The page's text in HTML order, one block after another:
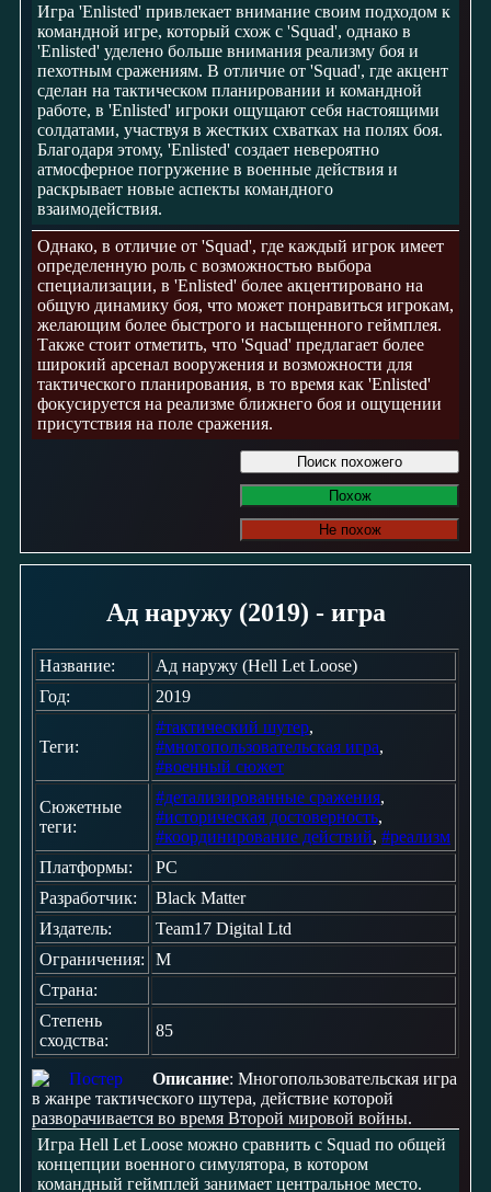
Игра 'Enlisted' привлекает внимание своим подходом к
командной игре, который схож с 'Squad', однако в
'Enlisted' уделено больше внимания реализму боя и
пехотным сражениям. В отличие от 'Squad', где акцент
сделан на тактическом планировании и командной
работе, в 'Enlisted' игроки ощущают себя настоящими
солдатами, участвуя в жестких схватках на полях боя.
Благодаря этому, 'Enlisted' создает невероятно
атмосферное погружение в военные действия и
раскрывает новые аспекты командного
взаимодействия.
Однако, в отличие от 'Squad', где каждый игрок имеет
определенную роль с возможностью выбора
специализации, в 'Enlisted' более акцентировано на
общую динамику боя, что может понравиться игрокам,
желающим более быстрого и насыщенного геймплея.
Также стоит отметить, что 'Squad' предлагает более
широкий арсенал вооружения и возможности для
тактического планирования, в то время как 'Enlisted'
фокусируется на реализме ближнего боя и ощущении
присутствия на поле сражения.
Поиск похожего
Похож
Не похож
Ад наружу (2019) - игра
Название:
Ад наружу (Hell Let Loose)
Год:
2019
Теги:
#тактический шутер,
#многопользовательская игра,
#военный сюжет
Сюжетные
теги:
#детализированные сражения,
#историческая достоверность,
#координирование действий, #реализм
Платформы:
PC
Разработчик:
Black Matter
Издатель:
Team17 Digital Ltd
Ограничения:
M
Страна:
Степень
сходства:
85
Описание: Многопользовательская игра
в жанре тактического шутера, действие которой
разворачивается во время Второй мировой войны.
Игра Hell Let Loose можно сравнить с Squad по общей
концепции военного симулятора, в котором
командный геймплей занимает центральное место.